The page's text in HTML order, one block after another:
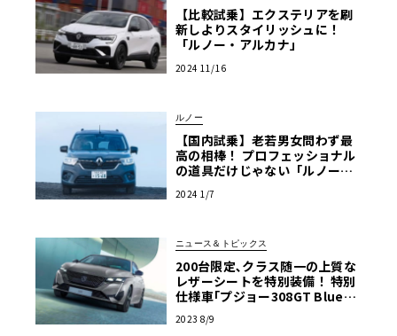
【比較試乗】エクステリアを刷
新しよりスタイリッシュに！
「ルノー・アルカナ」
2024 11/16
ルノー
【国内試乗】老若男女問わず最
高の相棒！ プロフェッショナル
の道具だけじゃない「ルノー・
2024 1/7
ニュース＆トピックス
200台限定､クラス随一の上質な
レザーシートを特別装備！ 特別
仕様車｢プジョー308GT BlueH
発売
2023 8/9